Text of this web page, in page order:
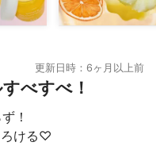
更新日時：6ヶ月以上前
べすべ！
！
ろける♡